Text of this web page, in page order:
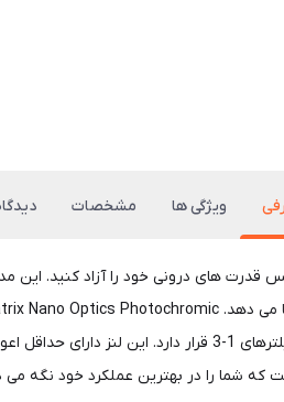
ویژگی ها مشخصات
قدرت های درونی خود را آزاد کنید.
که شما را در بهترین عملکرد خود نگه می